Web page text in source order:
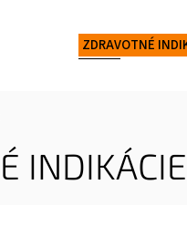
ZDRAVOTNÉ
INDIKÁCIE